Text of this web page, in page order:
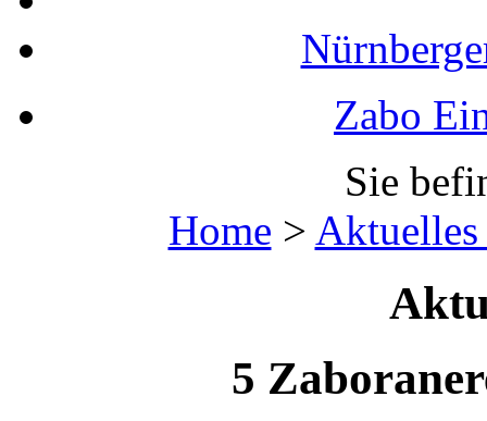
Zabo
Sie
Home > Aktuelles
5